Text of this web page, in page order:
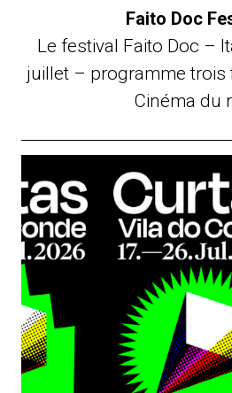
Faito Doc
Le festival Faito Doc –
juillet – programme trois
Cinéma du